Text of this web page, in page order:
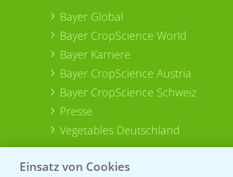
Bayer Global
Bayer CropScience World
Bayer Karriere
Bayer CropScience Austria
Bayer CropScience Schweiz
Presse
Vegetables Deutschland
Einsatz von Cookies